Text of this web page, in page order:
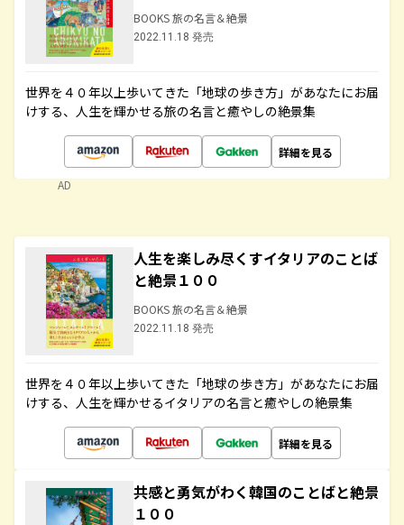
BOOKS 旅の名言＆絶景
2022.11.18 発売
世界を４０年以上歩いてきた「地球の歩き方」があなたにお届
けする、人生を輝かせる旅の名言と癒やしの絶景集
詳細を見る
AD
人生を楽しみ尽くすイタリアのことば
と絶景１００
BOOKS 旅の名言＆絶景
2022.11.18 発売
世界を４０年以上歩いてきた「地球の歩き方」があなたにお届
けする、人生を輝かせるイタリアの名言と癒やしの絶景集
詳細を見る
共感と勇気がわく韓国のことばと絶景
１００